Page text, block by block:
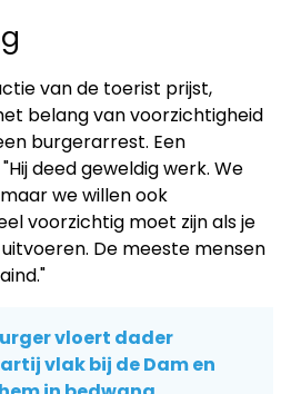
van de toerist prijst,
belang van voorzichtigheid
burgerarrest. Een
deed geweldig werk. We
we willen ook
voorzichtig moet zijn als je
De meeste mensen
vloert dader
vlak bij de Dam en